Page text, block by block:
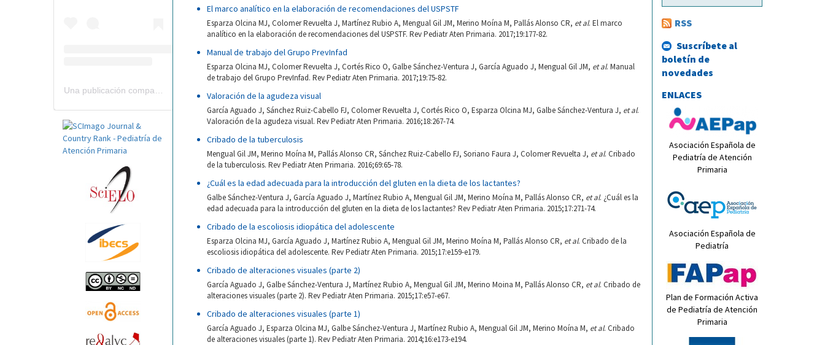
El marco analítico en la elaboración de recomendaciones del USPSTF
Esparza Olcina MJ, Colomer Revuelta J, Martínez Rubio A, Mengual Gil JM, Merino Moína M, Pallás Alonso CR, et al. El marco
analítico en la elaboración de recomendaciones del USPSTF. Rev Pediatr Aten Primaria. 2017;19:177-82.
Manual de trabajo del Grupo PrevInfad
Esparza Olcina MJ, Colomer Revuelta J, Cortés Rico O, Galbe Sánchez-Ventura J, García Aguado J, Mengual Gil JM, et al. Manual
de trabajo del Grupo PrevInfad. Rev Pediatr Aten Primaria. 2017;19:75-82.
Valoración de la agudeza visual
García Aguado J, Sánchez Ruiz-Cabello FJ, Colomer Revuelta J, Cortés Rico O, Esparza Olcina MJ, Galbe Sánchez-Ventura J, et al.
Valoración de la agudeza visual. Rev Pediatr Aten Primaria. 2016;18:267-74.
Cribado de la tuberculosis
Mengual Gil JM, Merino Moína M, Pallás Alonso CR, Sánchez Ruiz-Cabello FJ, Soriano Faura J, Colomer Revuelta J, et al. Cribado
de la tuberculosis. Rev Pediatr Aten Primaria. 2016;69:65-78.
¿Cuál es la edad adecuada para la introducción del gluten en la dieta de los lactantes?
Galbe Sánchez-Ventura J, García Aguado J, Martínez Rubio A, Mengual Gil JM, Merino Moína M, Pallás Alonso CR, et al. ¿Cuál es la
edad adecuada para la introducción del gluten en la dieta de los lactantes? Rev Pediatr Aten Primaria. 2015;17:271-74.
Cribado de la escoliosis idiopática del adolescente
Esparza Olcina MJ, García Aguado J, Martínez Rubio A, Mengual Gil JM, Merino Moína M, Pallás Alonso CR, et al. Cribado de la
escoliosis idiopática del adolescente. Rev Pediatr Aten Primaria. 2015;17:e159-e179.
Cribado de alteraciones visuales (parte 2)
García Aguado J, Galbe Sánchez-Ventura J, Martínez Rubio A, Mengual Gil JM, Merino Moina M, Pallás Alonso CR, et al. Cribado de
alteraciones visuales (parte 2). Rev Pediatr Aten Primaria. 2015;17:e57-e67.
Cribado de alteraciones visuales (parte 1)
García Aguado J, Esparza Olcina MJ, Galbe Sánchez-Ventura J, Martínez Rubio A, Mengual Gil JM, Merino Moína M, et al. Cribado
de alteraciones visuales (parte 1). Rev Pediatr Aten Primaria. 2014;16:e173-e194.
RSS
Suscríbete al
boletín de
novedades
ENLACES
Asociación Española de
Pediatría de Atención
Primaria
Asociación Española de
Pediatría
Plan de Formación Activa
de Pediatría de Atención
Primaria